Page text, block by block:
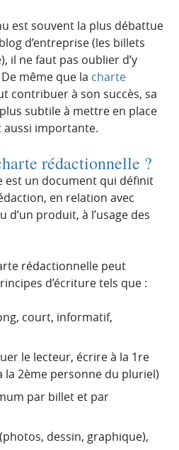
est souvent la plus débattue
d’entreprise (les billets
il ne faut pas oublier d’y
même que la charte
contribuer à son succès, sa
subtile à mettre en place
aussi importante.
rédactionnelle ?
est un document qui définit
en relation avec
d’un produit, à l’usage des
rédactionnelle peut
d’écriture tels que :
court, informatif,
le lecteur, écrire à la 1re
la 2ème personne du pluriel)
par billet et par
dessin, graphique),